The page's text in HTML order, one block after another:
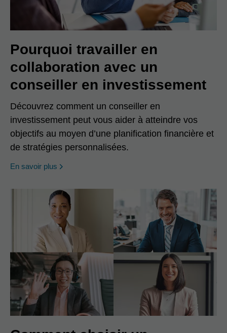
Pourquoi travailler en
collaboration avec un
conseiller en investissement
Découvrez comment un conseiller en
investissement peut vous aider à atteindre vos
objectifs au moyen d’une planification financière et
de stratégies personnalisées.
En savoir plus